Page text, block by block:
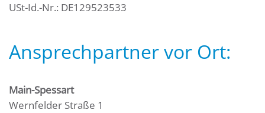
USt-Id.-Nr.: DE129523533
Ansprechpartner vor Ort:
Main-Spessart
Wernfelder Straße 1